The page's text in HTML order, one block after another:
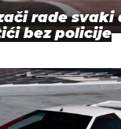
rade svaki
bez policije